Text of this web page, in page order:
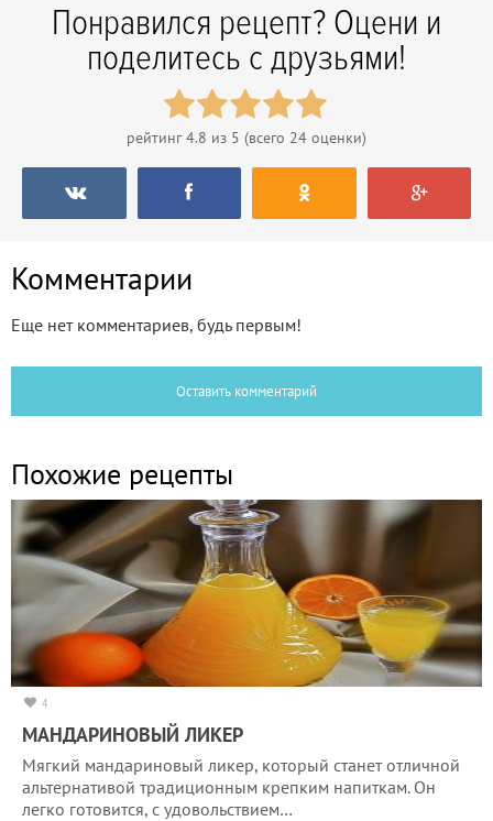
Понравился рецепт? Оцени и
поделитесь с друзьями!
рейтинг4.8 из 5 (всего 24 оценки)
Комментарии
Еще нет комментариев, будь первым!
Оставить комментарий
Похожие рецепты
4
МАНДАРИНОВЫЙ ЛИКЕР
Мягкий мандариновый ликер, который станет отличной
альтернативой традиционным крепким напиткам. Он
легко готовится, с удовольствием…